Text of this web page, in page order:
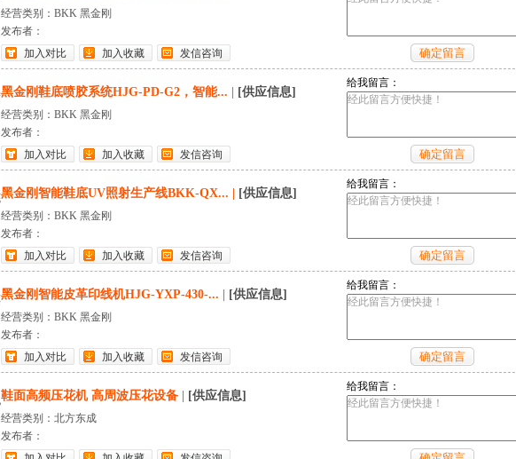
经营类别：BKK 黑金刚
发布者：
加入对比
加入收藏 发信咨询
黑金刚鞋底喷胶系统HJG-PD-G2，智能... [供应信息]
经营类别：BKK 黑金刚
发布者：
加入对比
加入收藏 发信咨询
给我留言：
黑金刚智能鞋底UV照射生产线BKK-QX... [供应信息]
经营类别：BKK 黑金刚
发布者：
加入对比
加入收藏 发信咨询
给我留言：
黑金刚智能皮革印线机HJG-YXP-430-... [供应信息]
经营类别：BKK 黑金刚
发布者：
加入对比
加入收藏 发信咨询
给我留言：
鞋面高频压花机 高周波压花设备 [供应信息]
经营类别：北方东成
发布者：
给我留言：